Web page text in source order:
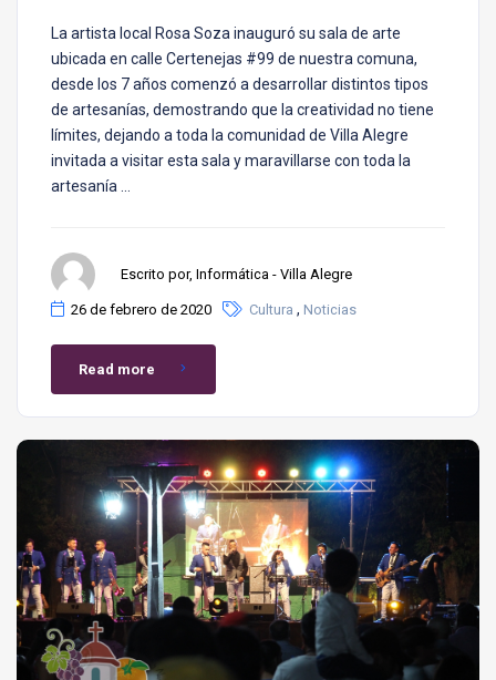
La artista local Rosa Soza inauguró su sala de arte
ubicada en calle Certenejas #99 de nuestra comuna,
desde los 7 años comenzó a desarrollar distintos tipos
de artesanías, demostrando que la creatividad no tiene
límites, dejando a toda la comunidad de Villa Alegre
invitada a visitar esta sala y maravillarse con toda la
artesanía …
Escrito por, Informática - Villa Alegre
26 de febrero de 2020 Cultura , Noticias
Read more